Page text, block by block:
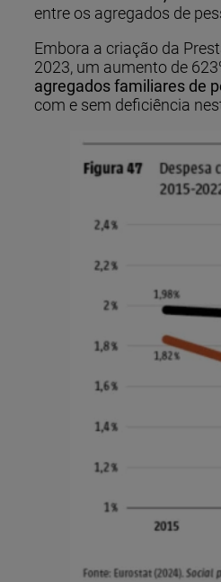
entre os agregados de
Embora a criação da
2023, um aumento de
agregados familiares de
com e sem deficiência